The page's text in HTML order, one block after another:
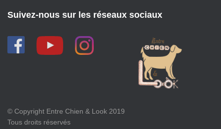
Suivez-nous sur les réseaux sociaux
© Copyright Entre Chien & Look 2019
Tous droits réservés